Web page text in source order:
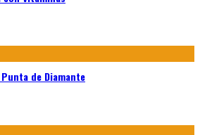
de Diamante